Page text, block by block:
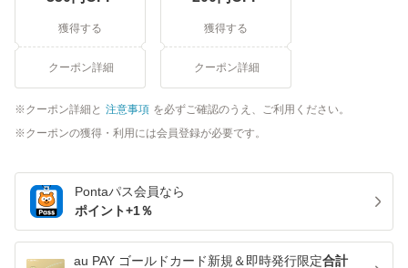
獲得する
クーポン詳細
獲得する
クーポン詳細
クーポン詳細と 注意事項 を必ずご確認のうえ、ご利用ください。
クーポンの獲得・利用には会員登録が必要です。
Pontaパス会員なら
ポイント+1％
au PAY ゴールドカード新規＆即時発行限定合計